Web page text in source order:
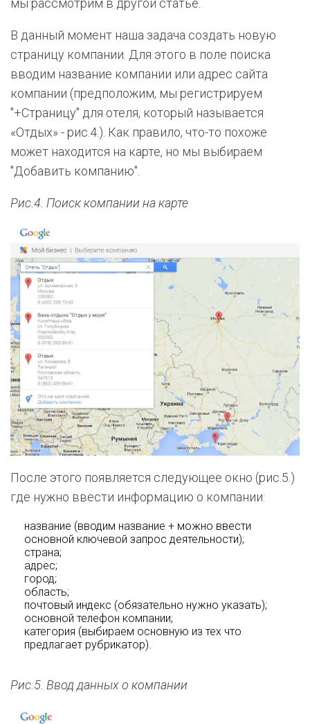
мы рассмотрим в другой статье.
В данный момент наша задача создать новую
страницу компании. Для этого в поле поиска
вводим название компании или адрес сайта
компании (предположим, мы регистрируем
"+Страницу" для отеля, который называется
«Отдых» - рис.4.). Как правило, что-то похоже
может находится на карте, но мы выбираем
"Добавить компанию".
Рис.4. Поиск компании на карте
После этого появляется следующее окно (рис.5.)
где нужно ввести информацию о компании:
название (вводим название + можно ввести
основной ключевой запрос деятельности);
страна;
адрес;
город;
область;
почтовый индекс (обязательно нужно указать);
основной телефон компании;
категория (выбираем основную из тех что
предлагает рубрикатор).
Рис.5. Ввод данных о компании